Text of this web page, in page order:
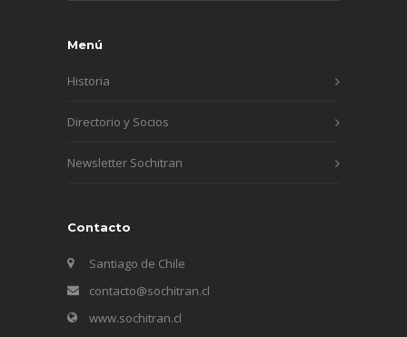
Menú
Historia
Directorio y Socios
Newsletter Sochitran
Contacto
Santiago de Chile
contacto@sochitran.cl
www.sochitran.cl